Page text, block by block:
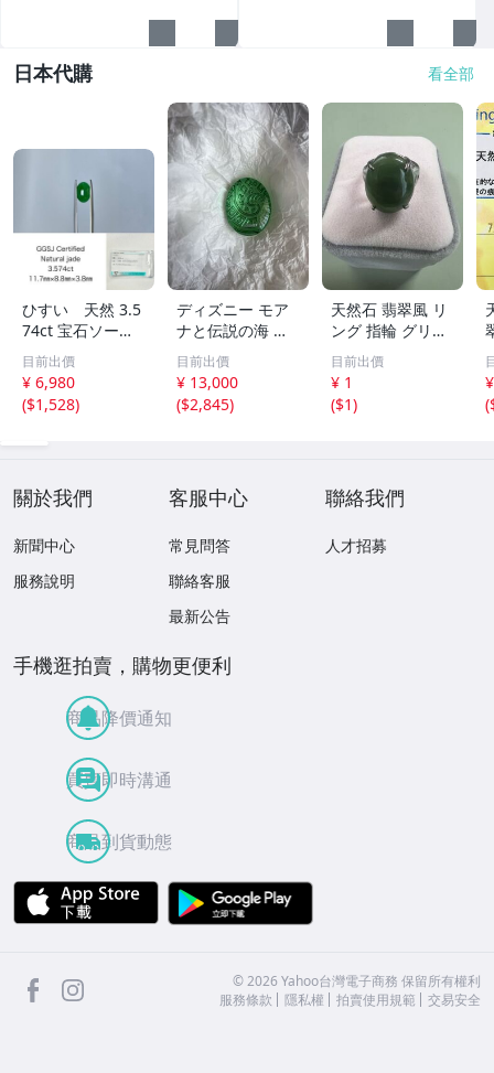
日本代購 看全部
ひすい 天然 3.5
74ct 宝石ソーテ
ィング付き 11.7
㎜×8.8㎜×3.8㎜
ルース（ 裸石 ）
Y10181SA
目前出價
¥ 6,980
($1,528)
ディズニー モア
ナと伝説の海 テ
フィティの心 新
品 未開封
目前出價
¥ 13,000
($2,845)
天然石 翡翠風 リ
ング 指輪 グリー
ン系 ヴィンテー
ジアクセサリー
目前出價
¥ 1
($1)
-
(
關於我們
新聞中心
服務說明
客服中心
常見問答
聯絡客服
最新公告
聯絡我們
人才招募
手機逛拍賣，購物更便利
商品降價通知
買賣即時溝通
商品到貨動態
APP Store
facebook ©2026 Yahoo台灣電子商務 保留所有權利
服務條款
隱私權 拍賣使用規範 交易安全